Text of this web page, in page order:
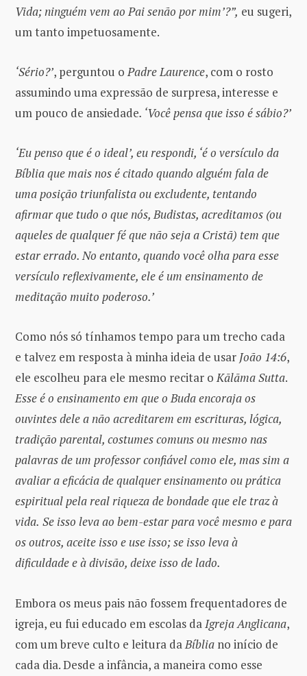
Vida; ninguém vem ao Pai senão por mim’?”, eu sugeri,
um tanto impetuosamente.
‘Sério?’, perguntou oPadre Laurence, com o rosto
assumindo uma expressão de surpresa, interesse e
um pouco de ansiedade. ‘Você pensa que isso é sábio?’
‘Eu penso que é o ideal’, eu respondi, ‘é o versículo da
Bíblia que mais nos é citado quando alguém fala de
uma posição triunfalista ou excludente, tentando
afirmar que tudo o que nós, Budistas, acreditamos (ou
aqueles de qualquer fé que não seja a Cristã) tem que
estar errado. No entanto, quando você olha para esse
versículo reflexivamente, ele é um ensinamento de
meditação muito poderoso.’
Como nós só tínhamos tempo para um trecho cada
e talvez em resposta à minha ideia de usar João 14:6,
ele escolheu para ele mesmo recitar oKālāma Sutta.
Esse é o ensinamento em que o Buda encoraja os
ouvintes dele a não acreditarem em escrituras, lógica,
tradição parental, costumes comuns ou mesmo nas
palavras de um professor confiável como ele, mas sim a
avaliar a eficácia de qualquer ensinamento ou prática
espiritual pela real riqueza de bondade que ele traz à
vida. Se isso leva ao bem-estar para você mesmo e para
os outros, aceite isso e use isso; se isso leva à
dificuldade e à divisão, deixe isso de lado.
Embora os meus pais não fossem frequentadores de
igreja, eu fui educado em escolas da Igreja Anglicana,
com um breve culto e leitura da Bíblia no início de
cada dia. Desde a infância, a maneira como esse